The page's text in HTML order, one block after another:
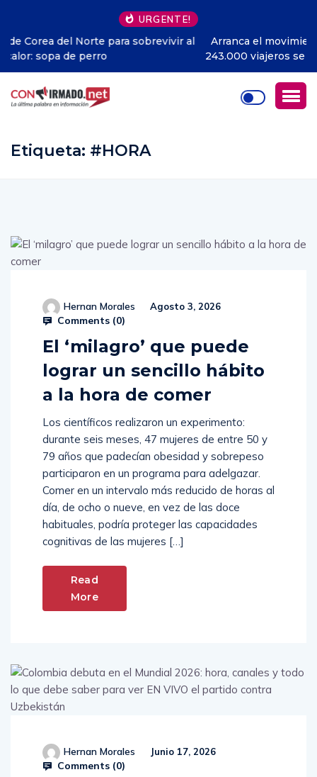
URGENTE!
Arranca el movimiento del feriado en Guayaquil: más de
243.000 viajeros se movilizarán por terminales terrestres
Etiqueta: #HORA
Hernan Morales Agosto 3, 2026
Comments (0)
El ‘milagro’ que puede
lograr un sencillo hábito
a la hora de comer
Los científicos realizaron un experimento:
durante seis meses, 47 mujeres de entre 50 y
79 años que padecían obesidad y sobrepeso
participaron en un programa para adelgazar.
Comer en un intervalo más reducido de horas al
día, de ocho o nueve, en vez de las doce
habituales, podría proteger las capacidades
cognitivas de las mujeres […]
Read
More
Hernan Morales Junio 17, 2026
Comments (0)